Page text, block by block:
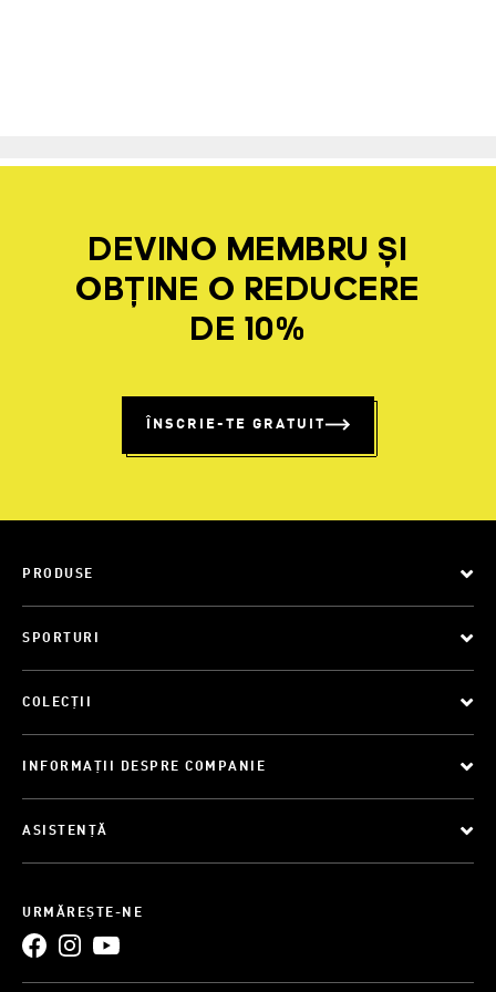
DEVINO MEMBRU ȘI
OBȚINE O REDUCERE
DE 10%
ÎNSCRIE-TE GRATUIT
PRODUSE
SPORTURI
COLECȚII
INFORMAȚII DESPRE COMPANIE
ASISTENȚĂ
URMĂREȘTE-NE